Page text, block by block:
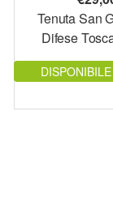
Tenuta San
Difese
DISPONIBILE